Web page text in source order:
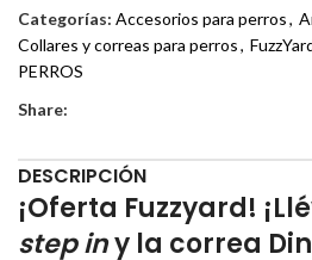
Categorías: Accesorios para perros,
Collares y correas para perros,
PERROS
Share:
DESCRIPCIÓN
¡Oferta Fuzzyard!
step iny la correa